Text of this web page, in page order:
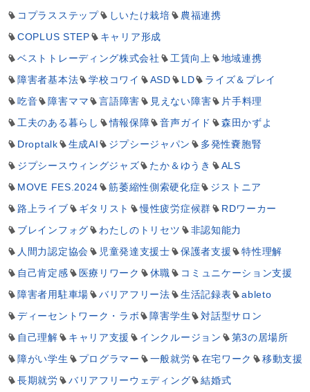
コプラスステップ
しいたけ栽培
農福連携
COPLUS STEP
キャリア形成
ベストトレーディング株式会社
工賃向上
地域連携
障害者基本法
学校コワイ ASD LD
ライズ＆プレイ
吃音
障害ママ 言語障害 見えない障害
片手料理
工夫のある暮らし
情報保障 音声ガイド
森田かずよ
Droptalk
生成AI ジプシージャパン
多発性嚢胞腎
ジプシースウィングジャズ
たか＆ゆうき
ALS
MOVE FES.2024
筋萎縮性側索硬化症
ジストニア
路上ライブ
ギタリスト 慢性疲労症候群
RDワーカー
ブレインフォグ
わたしのトリセツ
非認知能力
人間力認定協会
児童発達支援士 保護者支援
特性理解
自己肯定感
医療リワーク 休職
コミュニケーション支援
障害者用駐車場
バリアフリー法 生活記録表
ableto
ディーセントワーク・ラボ
障害学生
対話型サロン
自己理解
キャリア支援 インクルージョン
第3の居場所
障がい学生
プログラマー 一般就労 在宅ワーク
移動支援
長期就労
バリアフリーウェディング
結婚式